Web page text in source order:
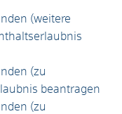
(weitere
(zu
beantragen
(zu